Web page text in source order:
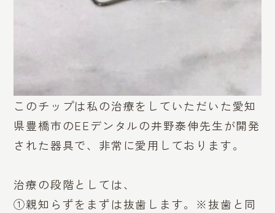
このチップは私の治療をしていただいた愛知
県豊橋市のEEデンタルの井野泰伸先生が開発
された器具で、非常に愛用しております。
治療の段階としては、
①親知らずをまずは抜歯します。※抜歯と同